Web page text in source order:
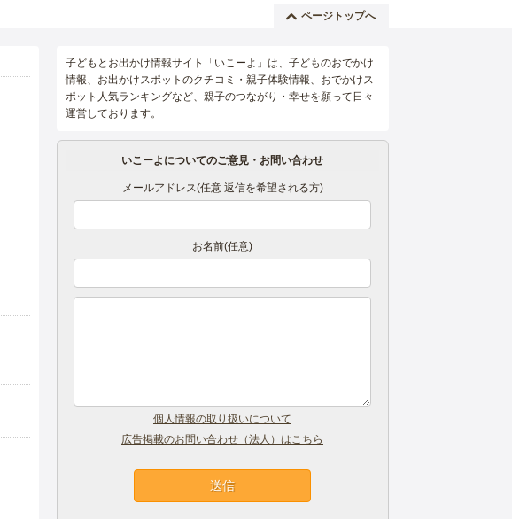
ページトップへ
子どもとお出かけ情報サイト「いこーよ」は、子どものおでかけ
情報、お出かけスポットのクチコミ・親子体験情報、おでかけス
ポット人気ランキングなど、親子のつながり・幸せを願って日々
運営しております。
いこーよについてのご意見・お問い合わせ
メールアドレス(任意 返信を希望される方)
お名前(任意)
個人情報の取り扱いについて
広告掲載のお問い合わせ（法人）はこちら